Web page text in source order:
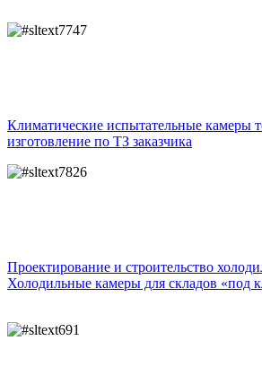
Климатические испытательные камеры
изготовление по ТЗ заказчика
Проектирование и строительство
Холодильные камеры для складов «под